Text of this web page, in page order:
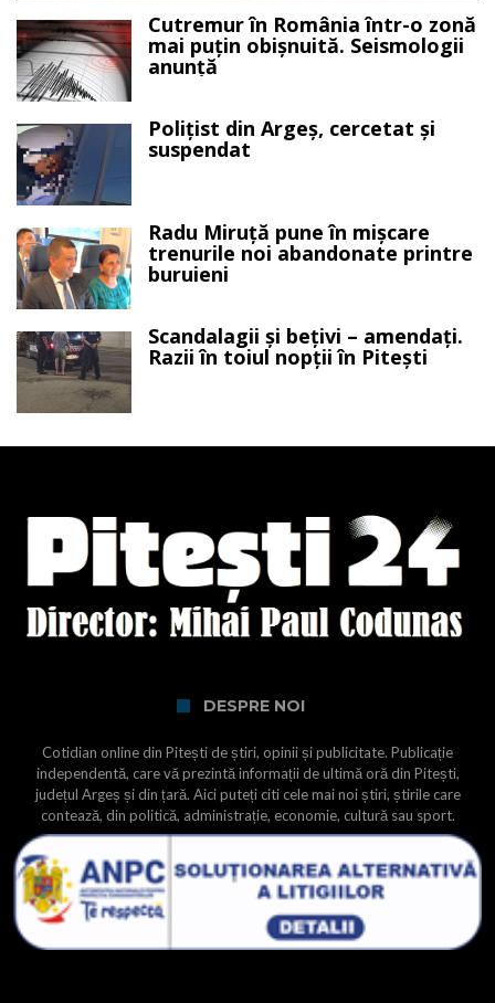
Cutremur în România într-o zonă
mai puțin obișnuită. Seismologii
anunță
Polițist din Argeș, cercetat și
suspendat
Radu Miruță pune în mișcare
trenurile noi abandonate printre
buruieni
Scandalagii și bețivi – amendați.
Razii în toiul nopții în Pitești
DESPRE NOI
Cotidian online din Pitești de știri, opinii și publicitate. Publicație
independentă, care vă prezintă informații de ultimă oră din Pitești,
județul Argeș și din țară. Aici puteți citi cele mai noi știri, știrile care
contează, din politică, administrație, economie, cultură sau sport.